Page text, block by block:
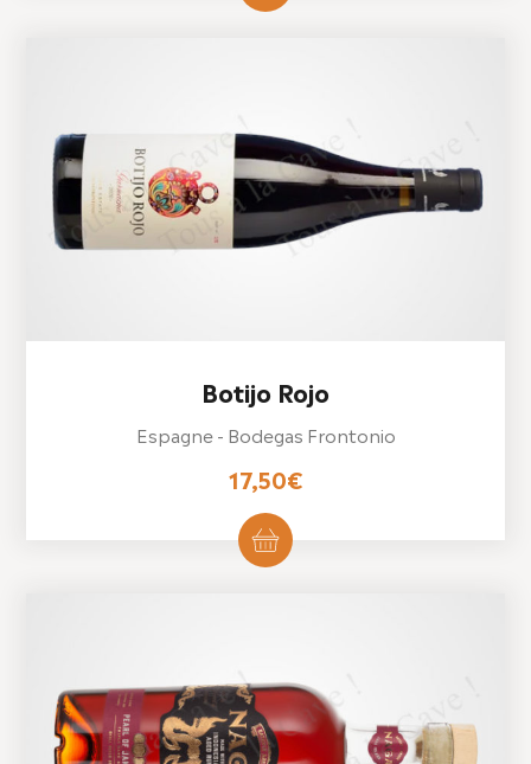
Botijo Rojo
Espagne - Bodegas Frontonio
17,50€